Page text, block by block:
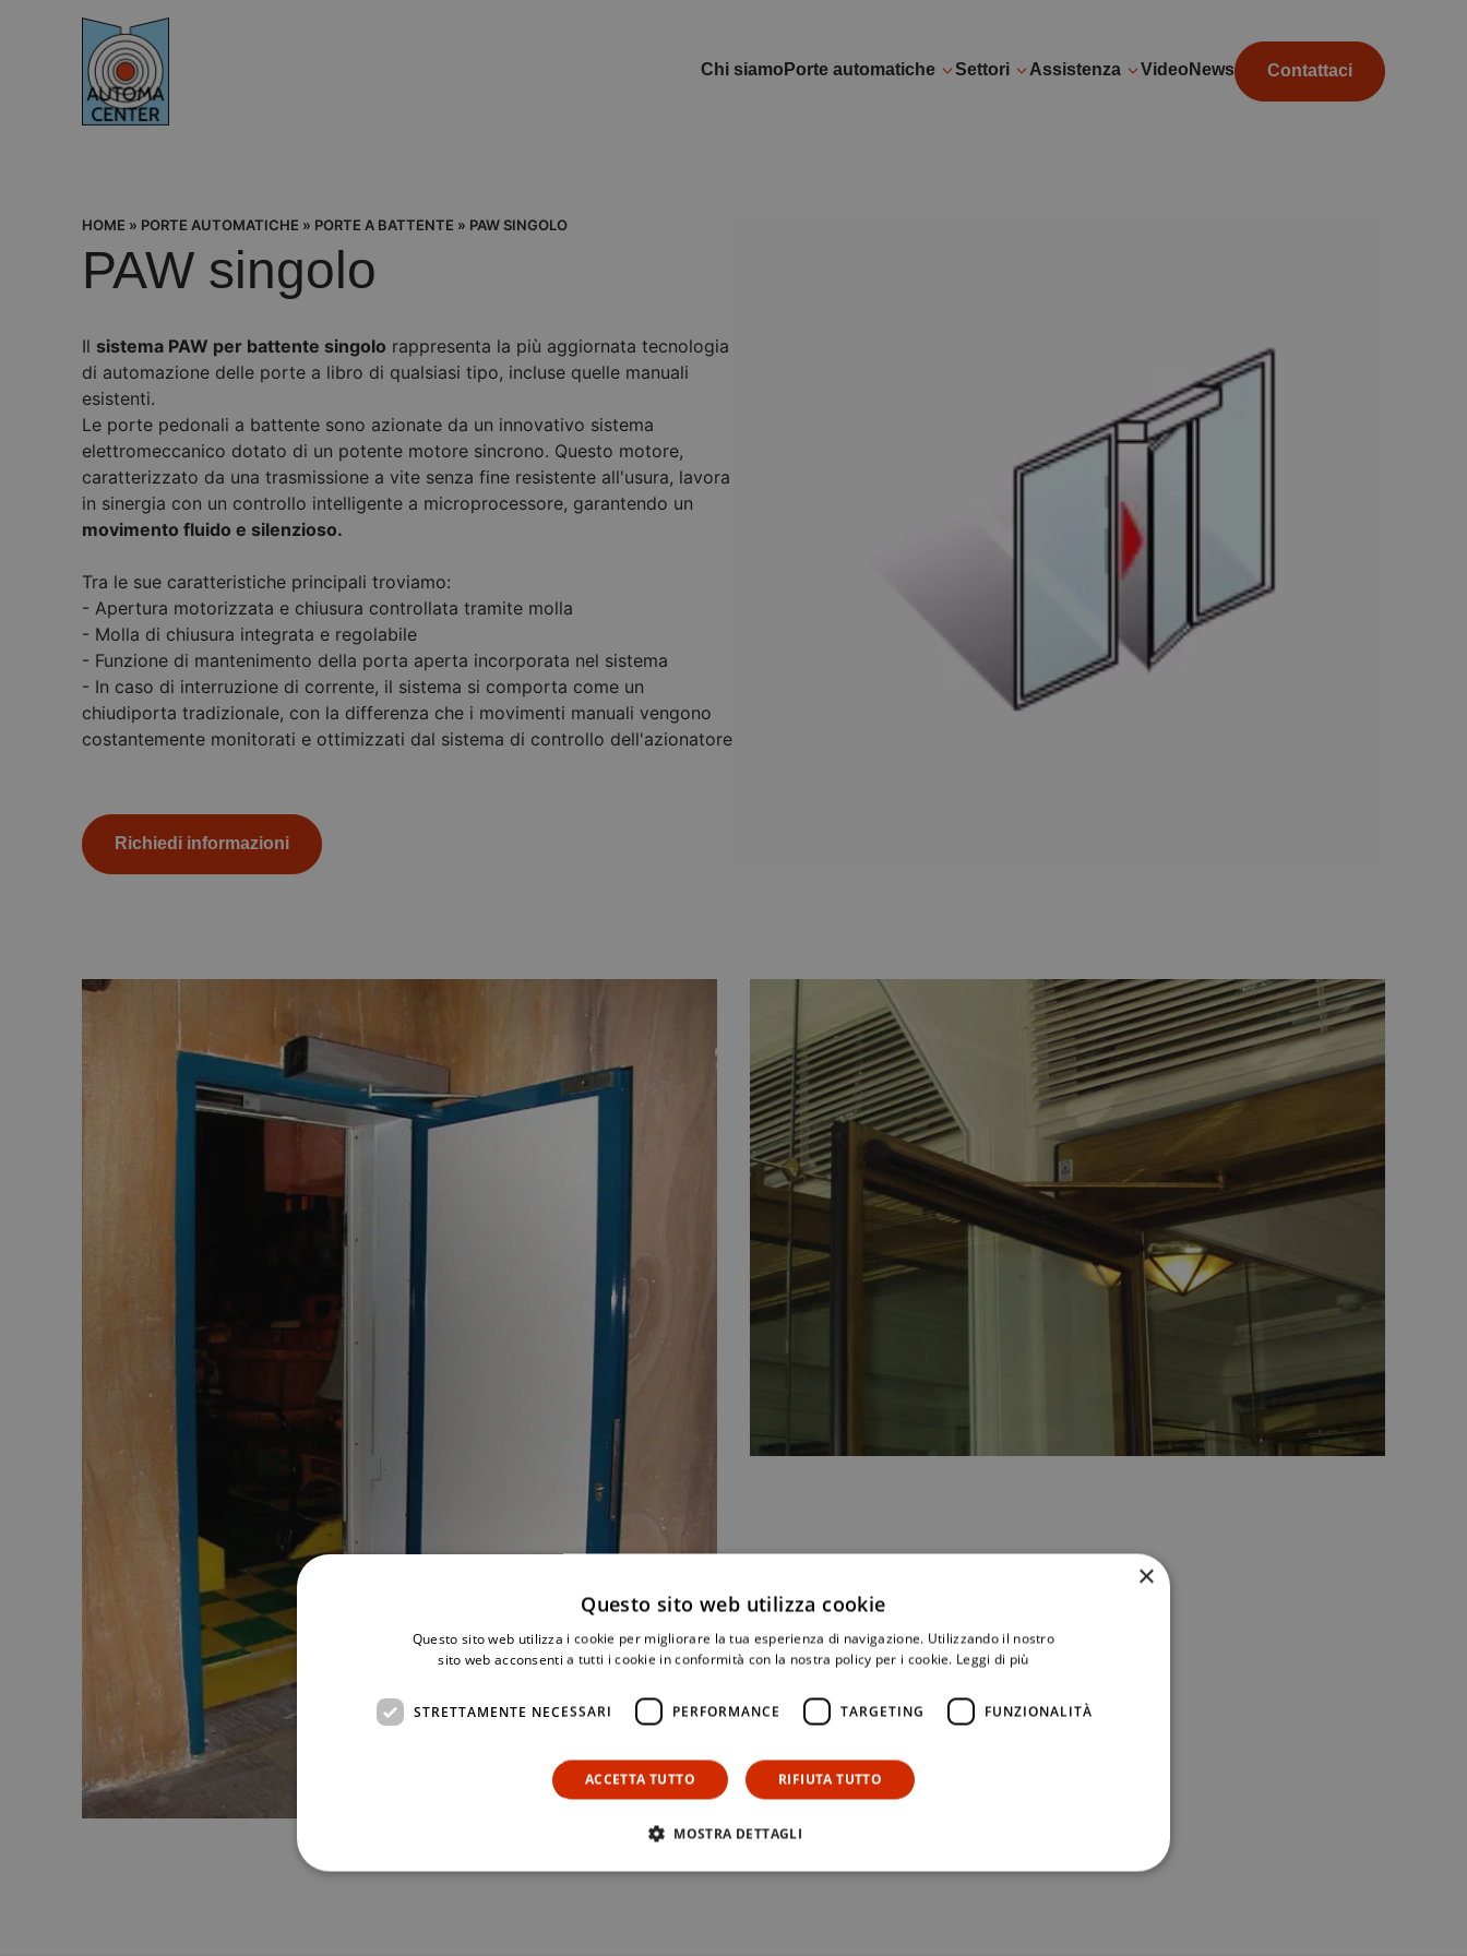
Chi siamo Porte automatiche Settori Assistenza Video News Contattaci
HOME » PORTE AUTOMATICHE » PORTE A BATTENTE » PAW SINGOLO
PAW singolo
Il sistema PAW per battente singolo rappresenta la più aggiornata tecnologia
di automazione delle porte a libro di qualsiasi tipo, incluse quelle manuali
esistenti.
Le porte pedonali a battente sono azionate da un innovativo sistema
elettromeccanico dotato di un potente motore sincrono. Questo motore,
caratterizzato da una trasmissione a vite senza fine resistente all'usura, lavora
in sinergia con un controllo intelligente a microprocessore, garantendo un
movimento fluido e silenzioso.
Tra le sue caratteristiche principali troviamo:
- Apertura motorizzata e chiusura controllata tramite molla
- Molla di chiusura integrata e regolabile
- Funzione di mantenimento della porta aperta incorporata nel sistema
- In caso di interruzione di corrente, il sistema si comporta come un
chiudiporta tradizionale, con la differenza che i movimenti manuali vengono
costantemente monitorati e ottimizzati dal sistema di controllo dell'azionatore
Richiedi informazioni
×
Questo sito web utilizza cookie
Questo sito web utilizza i cookie per migliorare la tua esperienza di navigazione. Utilizzando il nostro
sito web acconsenti a tutti i cookie in conformità con la nostra policy per i cookie. Leggi di più
STRETTAMENTE NECESSARI PERFORMANCE TARGETING FUNZIONALITÀ
ACCETTA TUTTO RIFIUTA TUTTO
MOSTRA DETTAGLI